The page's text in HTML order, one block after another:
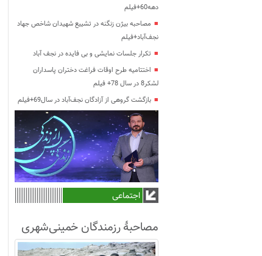
دهه60+فیلم
مصاحبه بیژن زنگنه در تشییع شهیدان شاخص جهاد
نجف‌آباد+فیلم
تکرار جلسات نمایشی و بی فایده در نجف آباد
اختتامیه طرح اوقات فراغت دختران پاسداران
لشکر8 در سال 78+ فیلم
بازگشت گروهی از آزادگان نجف‌آباد در سال69+فیلم
اجتماعی
مصاحبۀ رزمندگان خمینی‌شهری
لشکر8 در سال63+فیلم